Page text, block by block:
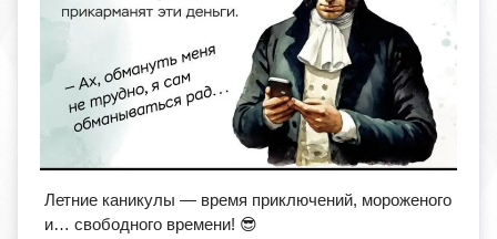
Летние каникулы — время приключений, мороженого
и… свободного времени! 😎